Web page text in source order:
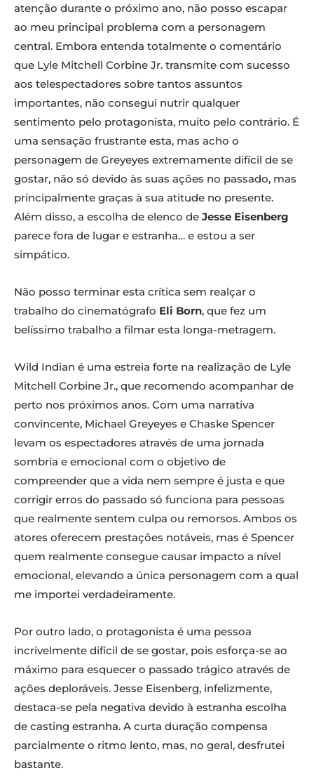
atenção durante o próximo ano, não posso escapar
ao meu principal problema com a personagem
central. Embora entenda totalmente o comentário
que Lyle Mitchell Corbine Jr. transmite com sucesso
aos telespectadores sobre tantos assuntos
importantes, não consegui nutrir qualquer
sentimento pelo protagonista, muito pelo contrário. É
uma sensação frustrante esta, mas acho o
personagem de Greyeyes extremamente difícil de se
gostar, não só devido às suas ações no passado, mas
principalmente graças à sua atitude no presente.
Além disso, a escolha de elenco de Jesse Eisenberg
parece fora de lugar e estranha… e estou a ser
simpático.
Não posso terminar esta crítica sem realçar o
trabalho do cinematógrafo Eli Born, que fez um
belíssimo trabalho a filmar esta longa-metragem.
Wild Indian é uma estreia forte na realização de Lyle
Mitchell Corbine Jr., que recomendo acompanhar de
perto nos próximos anos. Com uma narrativa
convincente, Michael Greyeyes e Chaske Spencer
levam os espectadores através de uma jornada
sombria e emocional com o objetivo de
compreender que a vida nem sempre é justa e que
corrigir erros do passado só funciona para pessoas
que realmente sentem culpa ou remorsos. Ambos os
atores oferecem prestações notáveis, mas é Spencer
quem realmente consegue causar impacto a nível
emocional, elevando a única personagem com a qual
me importei verdadeiramente.
Por outro lado, o protagonista é uma pessoa
incrivelmente difícil de se gostar, pois esforça-se ao
máximo para esquecer o passado trágico através de
ações deploráveis. Jesse Eisenberg, infelizmente,
destaca-se pela negativa devido à estranha escolha
de casting estranha. A curta duração compensa
parcialmente o ritmo lento, mas, no geral, desfrutei
bastante.